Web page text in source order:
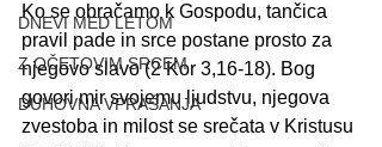
DNEVI MED LETOM
Z OČETOVIM SRCEM
DUHOVNA VPRAŠANJA
Ko se obračamo k Gospodu, tančica
pravil pade in srce postane prosto za
njegovo slavo (2 Kor 3,16-18). Bog
govori mir svojemu ljudstvu, njegova
zvestoba in milost se srečata v Kristusu